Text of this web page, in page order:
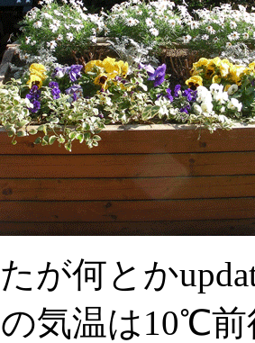
が何とか
気温は10℃前